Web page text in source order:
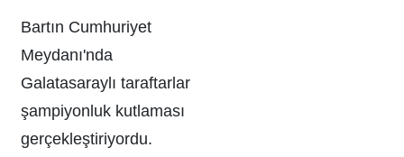
Bartın Cumhuriyet
Meydanı'nda
Galatasaraylı taraftarlar
şampiyonluk kutlaması
gerçekleştiriyordu.